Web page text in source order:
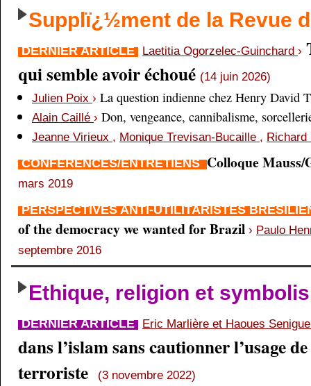
Supplï¿½ment de la Revue
DERNIER ARTICLE Laetitia Ogorzelec-Guinchard ›
qui semble avoir échoué (14 juin 2026)
Julien Poix › La question indienne chez Henry David
Alain Caillé › Don, vengeance, cannibalisme,
Jeanne Virieux , Monique Trevisan-Bucaille ,
CONFÉRENCES/ENTRETIENS Colloque
mars 2019
PERSPECTIVES ANTI-UTILITARISTES
of the democracy we wanted for Brazil › Paulo
septembre 2016
Ethique, religion et
DERNIER ARTICLE Eric Marlière et Haoues
dans l’islam sans cautionner l’usage
terroriste
(3 novembre 2022)